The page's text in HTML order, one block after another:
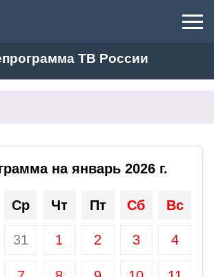
ТВ России
на январь 2026 г.
Ср Чт Пт Сб Вс
31 1 2 3 4